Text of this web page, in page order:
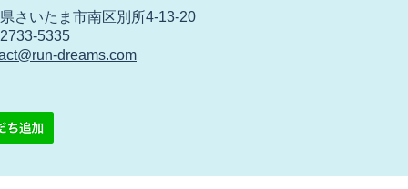
さいたま市南区別所4-13-20
5335
dreams.com